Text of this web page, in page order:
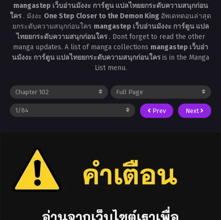
mangastep เว็บอ่านมังงะ การ์ตูน แปลไทยยกระดับความสนุกก่อน
ใคร . มังงะ One Step Closer to the Demon King อัพเดทตอนล่าสุด
ยกระดับความสนุกก่อนใคร mangastep เว็บอ่านมังงะ การ์ตูน แปล
ไทยยกระดับความสนุกก่อนใคร . Dont forget to read the other
manga updates. A list of manga collections mangastep เว็บอ่า
นมังงะ การ์ตูน แปลไทยยกระดับความสนุกก่อนใครis in the Manga
List menu.
Prev Next